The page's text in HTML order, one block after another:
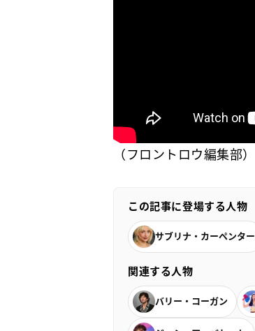
（フロントロウ編集部）
この記事に登場する人物
サブリナ・カーペンター
関連する人物
バリー・コーガン